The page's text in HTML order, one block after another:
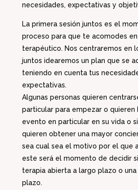
necesidades, expectativas y
La primera sesión juntos es el
proceso para que te acomodes
terapéutico. Nos centraremos en
juntos idearemos un plan que se
teniendo en cuenta tus
expectativas.
Algunas personas quieren
particular para empezar o quieren
evento en particular en su vida o
quieren obtener una mayor
sea cual sea el motivo por el que
este será el momento de decidir
terapia abierta a largo plazo o
plazo.